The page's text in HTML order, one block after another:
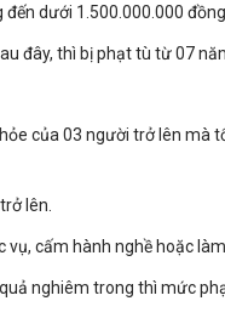
dưới 1.500.000.000 đồng.
đây, thì bị phạt tù từ 07
của 03 người trở lên mà
lên.
cấm hành nghề hoặc
nghiêm trong thì mức